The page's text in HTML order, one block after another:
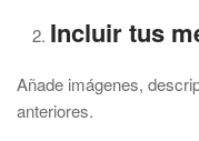
Incluir tus
Añade imágenes,
anteriores.